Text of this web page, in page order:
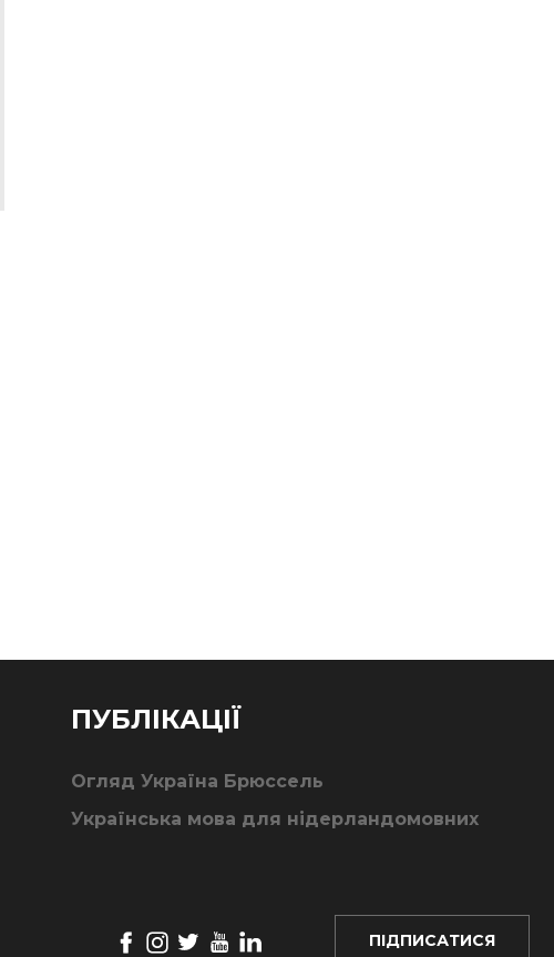
ПУБЛІКАЦІЇ
Огляд Україна Брюссель
Українська мова для нідерландомовних
ПІДПИСАТИСЯ